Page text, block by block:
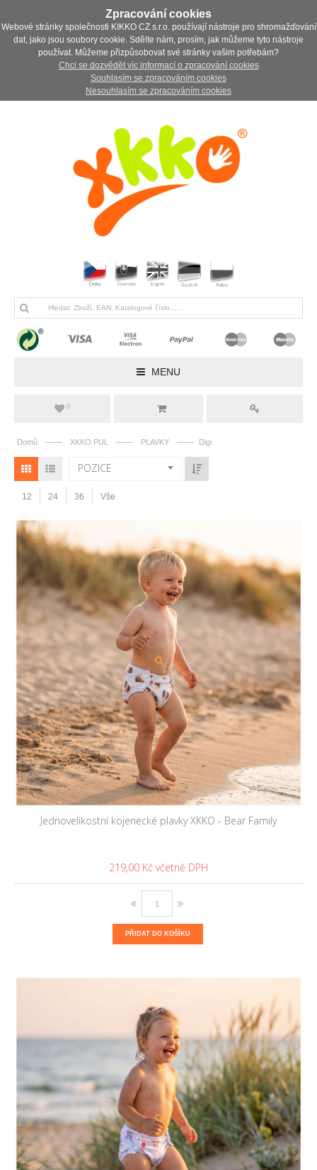
Zpracování cookies
Webové stránky společnosti KIKKO CZ s.r.o. používají nástroje pro shromažďování
dat, jako jsou soubory cookie. Sdělte nám, prosím, jak můžeme tyto nástroje
používat. Můžeme přizpůsobovat své stránky vašim potřebám?
Chci se dozvědět víc informací o zpracování cookies
Souhlasím se zpracováním cookies
Nesouhlasím se zpracováním cookies
MENU
0
Domů —— XKKO PUL —— PLAVKY —— Digi
POZICE
12 24 36 Vše
Jednovelikostní kojenecké plavky XKKO - Bear Family
219,00 Kč
PŘIDAT DO KOŠÍKU